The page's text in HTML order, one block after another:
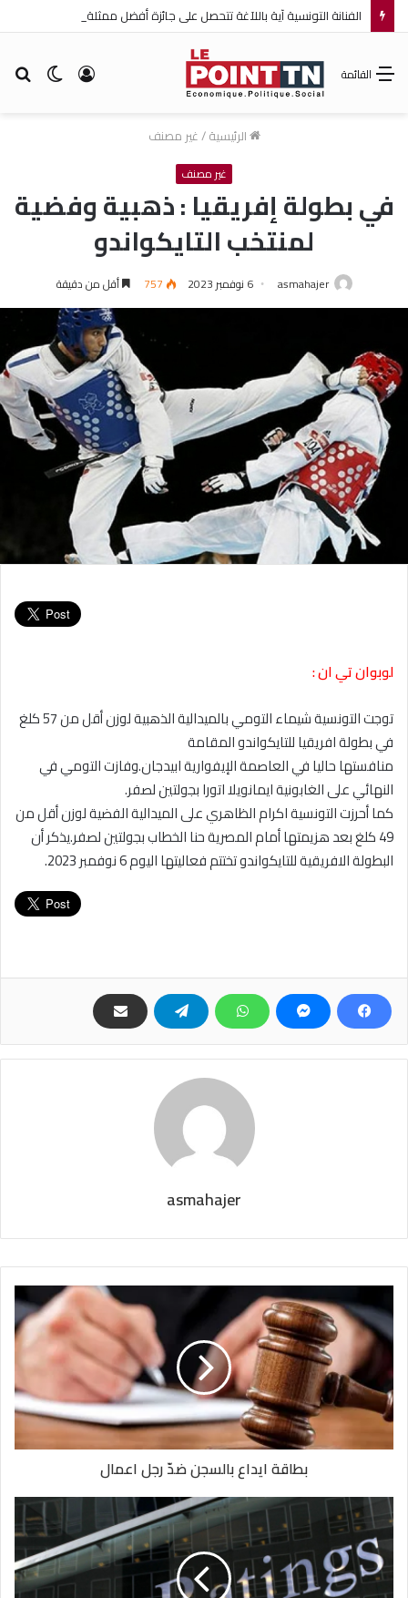
الوضع تسجيل
القائمة
الرئيسية/غير مصنف
غير مصنف
في بطولة إفريقيا : ذهبية وفضية
لمنتخب التايكواندو
asmahajer 6 نوفمبر 2023 757 أقل من دقيقة
لوبوان تي ان :
توجت التونسية شيماء التومي بالميدالية الذهبية لوزن أقل من 57 كلغ
في بطولة افريقيا للتايكواندو المقامة
منافستها حاليا في العاصمة الإيفوارية ابيدجان.وفازت التومي في
النهائي على الغابونية ايمانويلا اتورا بجولتين لصفر.
كما أحرزت التونسية اكرام الظاهري على الميدالية الفضية لوزن أقل من
49 كلغ بعد هزيمتها أمام المصرية حنا الخطاب بجولتين لصفر.يذكر أن
البطولة الافريقية للتايكواندو تختتم فعاليتها اليوم 6 نوفمبر 2023.
asmahajer
بطاقة ايداع بالسجن ضدّ رجل اعمال